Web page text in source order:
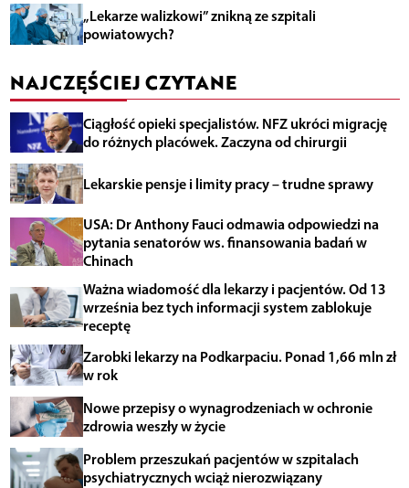
„Lekarze walizkowi” znikną ze szpitali
powiatowych?
NAJCZĘŚCIEJ CZYTANE
Ciągłość opieki specjalistów. NFZ ukróci migrację
do różnych placówek. Zaczyna od chirurgii
Lekarskie pensje i limity pracy – trudne sprawy
USA: Dr Anthony Fauci odmawia odpowiedzi na
pytania senatorów ws. finansowania badań w
Chinach
Ważna wiadomość dla lekarzy i pacjentów. Od 13
września bez tych informacji system zablokuje
receptę
Zarobki lekarzy na Podkarpaciu. Ponad 1,66 mln zł
w rok
Nowe przepisy o wynagrodzeniach w ochronie
zdrowia weszły w życie
Problem przeszukań pacjentów w szpitalach
psychiatrycznych wciąż nierozwiązany